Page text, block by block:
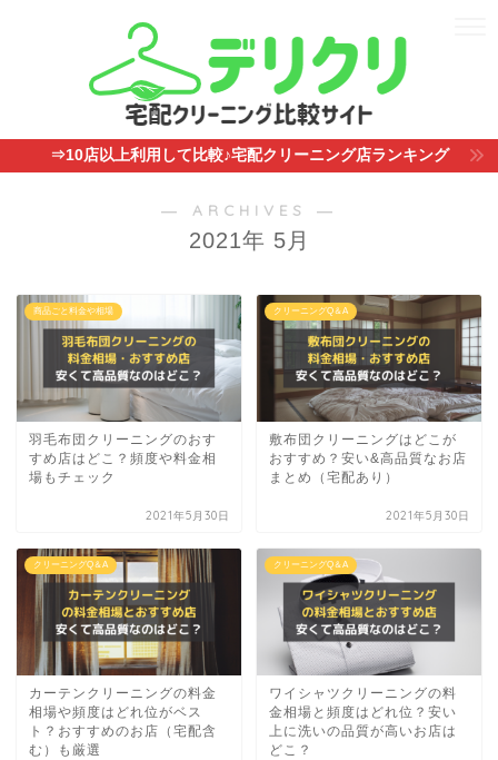
⇒10店以上利用して比較♪宅配クリーニング店ランキング
― ARCHIVES ―
2021年 5月
商品ごと料金や相場
羽毛布団クリーニングのおす
すめ店はどこ？頻度や料金相
場もチェック
2021年5月30日
クリーニングQ＆A
敷布団クリーニングはどこが
おすすめ？安い&高品質なお店
まとめ（宅配あり）
2021年5月30日
クリーニングQ＆A
カーテンクリーニングの料金
相場や頻度はどれ位がベス
ト？おすすめのお店（宅配含
む）も厳選
クリーニングQ＆A
ワイシャツクリーニングの料
金相場と頻度はどれ位？安い
上に洗いの品質が高いお店は
どこ？